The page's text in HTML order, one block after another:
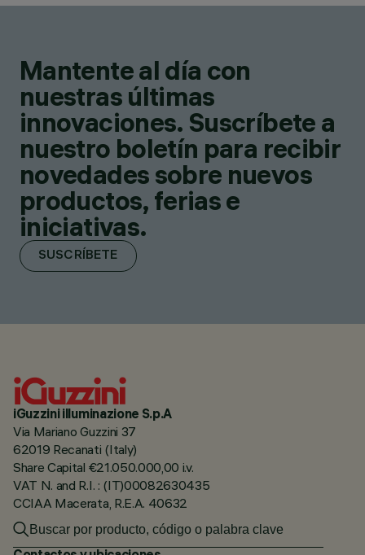
Mantente al día con
nuestras últimas
innovaciones. Suscríbete a
nuestro boletín para recibir
novedades sobre nuevos
productos, ferias e
iniciativas.
SUSCRÍBETE
iGuzzini illuminazione S.p.A
Via Mariano Guzzini 37
62019 Recanati (Italy)
Share Capital €21.050.000,00 i.v.
VAT N. and R.I. : (IT)00082630435
CCIAA Macerata, R.E.A. 40632